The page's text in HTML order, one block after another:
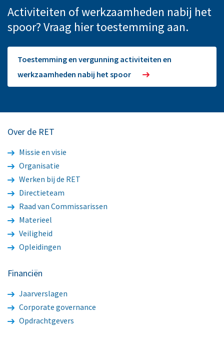
Activiteiten of werkzaamheden nabij het
spoor? Vraag hier toestemming aan.
Toestemming en vergunning activiteiten en
werkzaamheden nabij het spoor
Over de RET
Missie en visie
Organisatie
Werken bij de RET
Directieteam
Raad van Commissarissen
Materieel
Veiligheid
Opleidingen
Financiën
Jaarverslagen
Corporate governance
Opdrachtgevers